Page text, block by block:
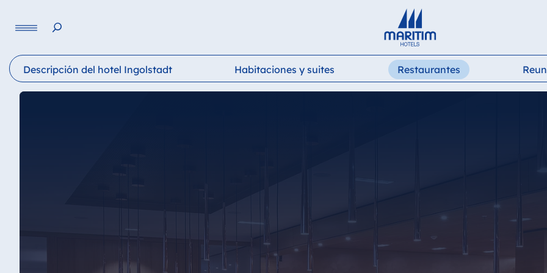
Français Italiano
Descripción del hotel Ingolstadt Habitaciones y suites Restaurantes